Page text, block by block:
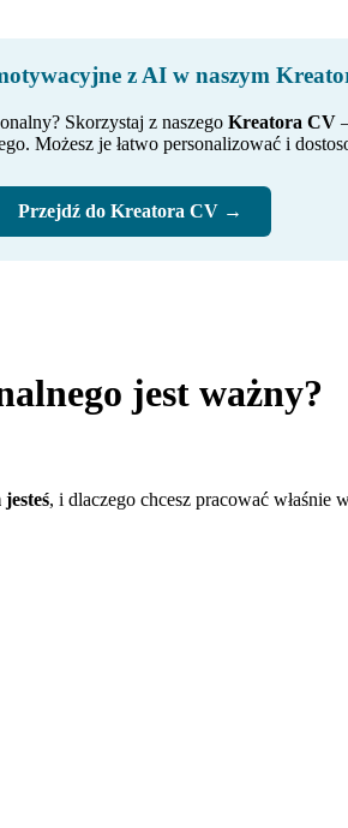
z AI w naszym
Skorzystaj z naszego Kreatora CV
Możesz je łatwo personalizować i
Przejdź do Kreatora CV →
jest ważny?
, i dlaczego chcesz pracować właśnie